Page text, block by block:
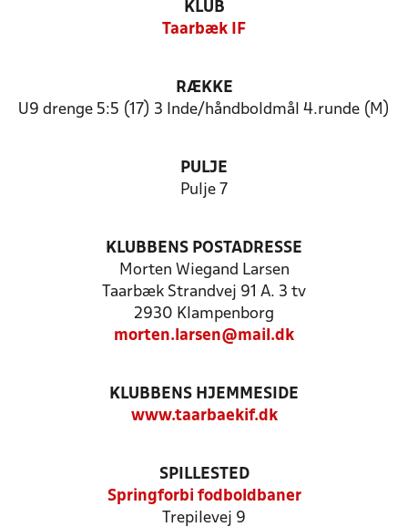
KLUB
Taarbæk IF
RÆKKE
U9 drenge 5:5 (17) 3 Inde/håndboldmål 4.runde (M)
PULJE
Pulje 7
KLUBBENS POSTADRESSE
Morten Wiegand Larsen
Taarbæk Strandvej 91 A. 3 tv
2930 Klampenborg
morten.larsen@mail.dk
KLUBBENS HJEMMESIDE
www.taarbaekif.dk
SPILLESTED
Springforbi fodboldbaner
Trepilevej 9